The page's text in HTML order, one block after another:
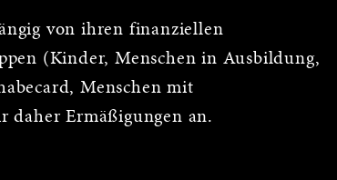
von ihren finanziellen
(Kinder, Menschen in Ausbildung,
Menschen mit
daher Ermäßigungen an.